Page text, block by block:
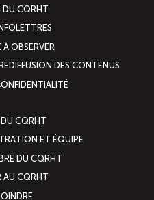
DU CQRHT
OBSERVER
DES CONTENUS
CQRHT
ET ÉQUIPE
DU CQRHT
AU CQRHT